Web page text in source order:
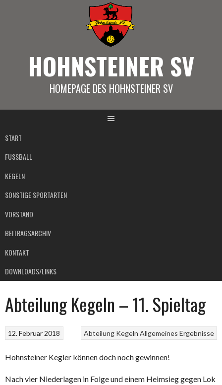
HOHNSTEINER SV
HOMEPAGE DES HOHNSTEINER SV
START
FUSSBALL
KEGELN
SONSTIGE SPORTARTEN
VORSTAND
BEITRAGSARCHIV
KONTAKT
DOWNLOADS/LINKS
Abteilung Kegeln – 11. Spieltag
Abteilung Kegeln Allgemeines Ergebnisse
12. Februar 2018
Hohnsteiner Kegler können doch noch gewinnen!
Nach vier Niederlagen in Folge und einem Heimsieg gegen Lok